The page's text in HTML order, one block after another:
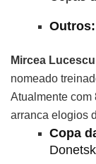
Outros:
Mircea
nomeado
Atualmente com
arranca elogios
Copa